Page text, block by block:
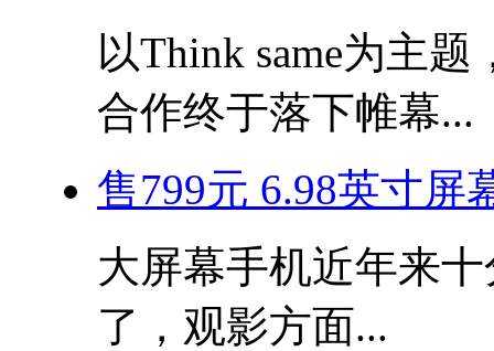
以Think same为主
合作终于落下帷幕...
售799元 6.98英寸屏
大屏幕手机近年来
了，观影方面...